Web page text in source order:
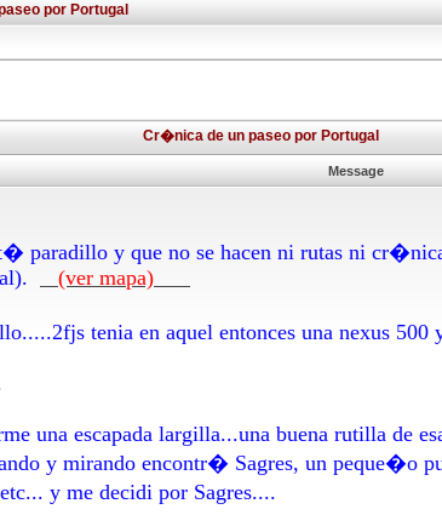
por Portugal
Cr�nica de un paseo por Portugal
Message
paradillo y que no se hacen ni rutas ni
(ver mapa)
tenia en aquel entonces una nexus
una escapada largilla...una buena rutilla de
y mirando encontr� Sagres, un peque�o
y me decidi por Sagres....